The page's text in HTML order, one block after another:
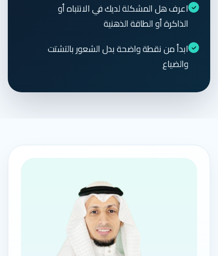
اعرف هل المشكلة لديك في الانتباه أو
الذاكرة أو الطاقة الذهنية
ابدأ من نقطة واضحة بدل الشعور بالتشتت
والضياع